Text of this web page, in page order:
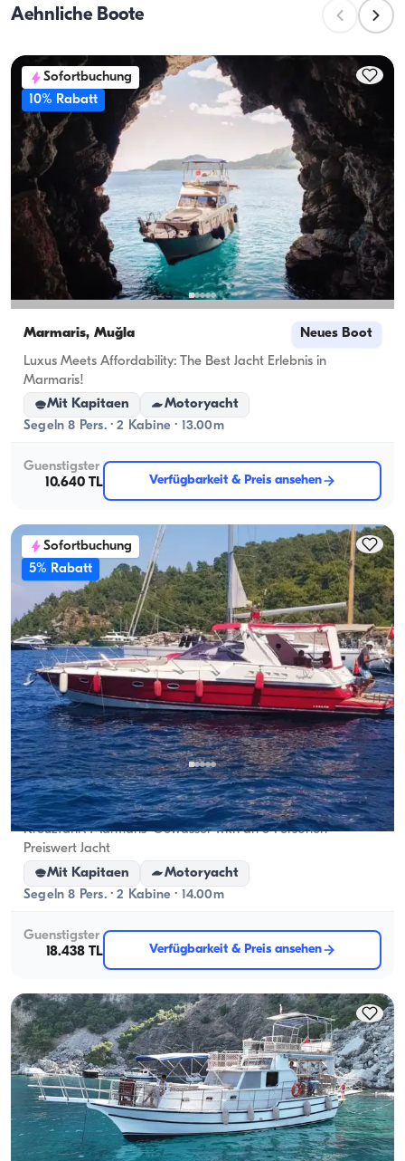
Passagierzahl bei Tagesausflügen bezeichnet. Bei der
Übernachtungskapazität berücksichtigt werden; bei
Tagesvermietungen gilt die Tageskapazität.
Aehnliche Boote
Sofortbuchung
10% Rabatt
Marmaris, Muğla Neues Boot
Luxus Meets Affordability: The Best Jacht Erlebnis in
Marmaris!
Mit Kapitaen
Motoryacht
Segeln 8 Pers. · 2 Kabine · 13.00m
Guenstigster
10.640 TL
Verfügbarkeit & Preis ansehen
Sofortbuchung
5% Rabatt
Marmaris, Muğla Neues Boot
Kreuzfahrt Marmaris’ Gewässer with an 8-Personen
Preiswert Jacht
Mit Kapitaen
Motoryacht
Segeln 8 Pers. · 2 Kabine · 14.00m
Guenstigster
18.438 TL
Verfügbarkeit & Preis ansehen